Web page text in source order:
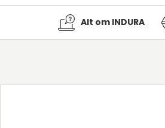
Alt om INDURA